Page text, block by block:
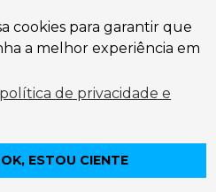
cookies para garantir que
a melhor experiência em
política de privacidade e
OK, ESTOU CIENTE